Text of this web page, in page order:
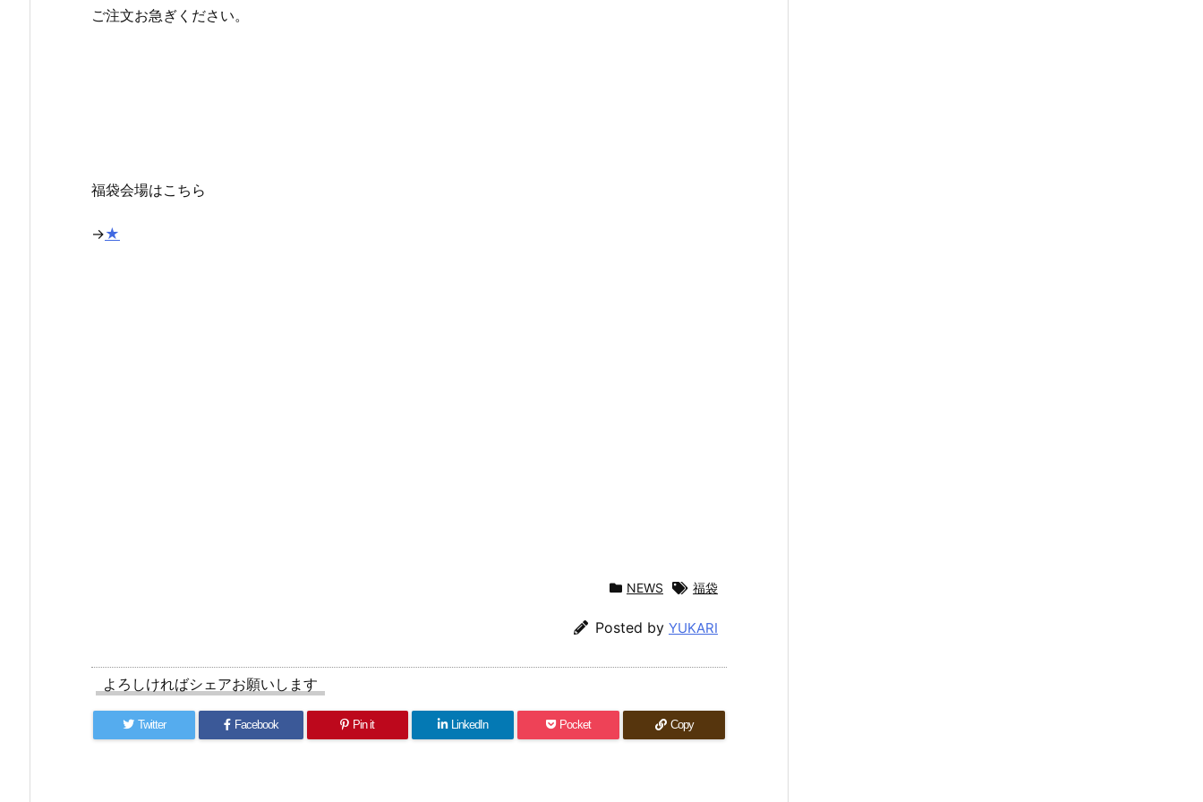
ご注文お急ぎください。
福袋会場はこちら
→★
NEWS 福袋
Posted by YUKARI
よろしければシェアお願いします
Twitter Facebook Pin it LinkedIn Pocket Copy